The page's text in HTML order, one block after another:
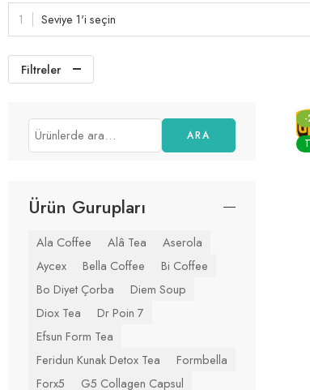
Seviye 1'i seçin
Filtreler
ARA
Ürün Gurupları
Ala Coffee Alâ Tea
Aserola
Aycex
Bella Coffee
Bi Coffee
Bo Diyet Çorba
Diem Soup
Diox Tea
Dr Poin 7
Efsun Form Tea
Feridun Kunak Detox Tea
Formbella
Forx5
G5 Collagen Capsul